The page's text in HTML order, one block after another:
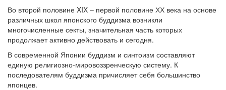
Во второй половине XIX – первой половине ХХ века на основе
различных школ японского буддизма возникли
многочисленные секты, значительная часть которых
продолжает активно действовать и сегодня.
В современной Японии буддизм и синтоизм составляют
единую религиозно-мировоззренческую систему. К
последователям буддизма причисляет себя большинство
японцев.